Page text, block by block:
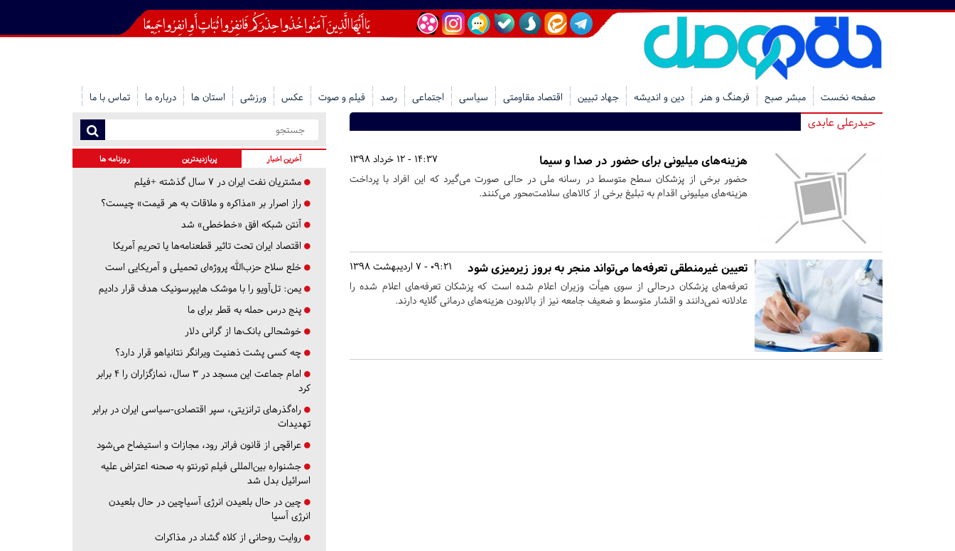
صفحه نخست مبشر صبح فرهنگ و هنر دین و اندیشه جهاد تبیین اقتصاد مقاومتی سیاسی اجتماعی رصد فیلم و صوت عکس ورزشی استان ها درباره ما تماس با ما
حیدرعلی عابدی
14:37 - 12 خرداد 1398 هزینه‌های میلیونی برای حضور در صدا و سیما
حضور برخی از پزشکان سطح متوسط در رسانه ملی در حالی صورت می‌گیرد که این افراد با پرداخت
هزینه‌های میلیونی اقدام به تبلیغ برخی از کالاهای سلامت‌محور می‌کنند.
09:21 - 7 اردیبهشت 1398 تعیین غیرمنطقی تعرفه‌ها می‌تواند منجر به بروز زیرمیزی شود
تعرفه‌های پزشکان درحالی از سوی هیأت وزیران اعلام شده است که پزشکان تعرفه‌های اعلام شده را
عادلانه نمی‌دانند و اقشار متوسط و ضعیف جامعه نیز از بالابودن هزینه‌های درمانی گلایه دارند.
آخرین اخبار پربازدیدترین روزنامه ها
مشتریان نفت ایران در ۷ سال گذشته +فیلم
راز اصرار بر «مذاکره و ملاقات به هر قیمت» چیست؟
آنتن شبکه افق «خط‌خطی» شد
اقتصاد ایران تحت تاثیر قطعنامه‌ها یا تحریم‌ آمریکا
خلع سلاح حزب‌الله پروژه‌ای تحمیلی و آمریکایی است
یمن: تل‌آویو را با موشک هایپرسونیک هدف قرار دادیم
پنج درس‌ حمله به قطر برای ما
خوشحالی بانک‌ها از گرانی دلار
چه کسی پشت ذهنیت ویرانگر نتانیاهو قرار دارد؟
امام جماعت این مسجد در ۳ سال، نمازگزاران را ۴ برابر
کرد
راه‌گذرهای ترانزیتی، سپر اقتصادی-سیاسی ایران در برابر
تهدیدات
عراقچی از قانون فراتر رود، مجازات و استیضاح می‌شود
جشنواره بین‌المللی فیلم تورنتو به صحنه اعتراض علیه
اسرائیل بدل شد
چین در حال بلعیدن انرژی آسیاچین در حال بلعیدن
انرژی آسیا
روایت روحانی از کلاه گشاد در مذاکرات